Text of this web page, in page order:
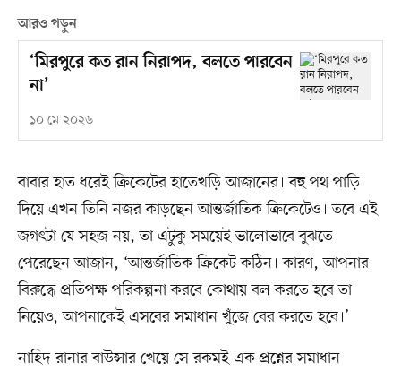
আরও পড়ুন
‘মিরপুরে কত রান নিরাপদ, বলতে পারবেন
না’
১০ মে ২০২৬
বাবার হাত ধরেই ক্রিকেটের হাতেখড়ি আজানের। বহু পথ পাড়ি
দিয়ে এখন তিনি নজর কাড়ছেন আন্তর্জাতিক ক্রিকেটেও। তবে এই
জগৎটা যে সহজ নয়, তা এটুকু সময়েই ভালোভাবে বুঝতে
পেরেছেন আজান, ‘আন্তর্জাতিক ক্রিকেট কঠিন। কারণ, আপনার
বিরুদ্ধে প্রতিপক্ষ পরিকল্পনা করবে কোথায় বল করতে হবে তা
নিয়েও, আপনাকেই এসবের সমাধান খুঁজে বের করতে হবে।’
নাহিদ রানার বাউন্সার খেয়ে সে রকমই এক প্রশ্নের সমাধান